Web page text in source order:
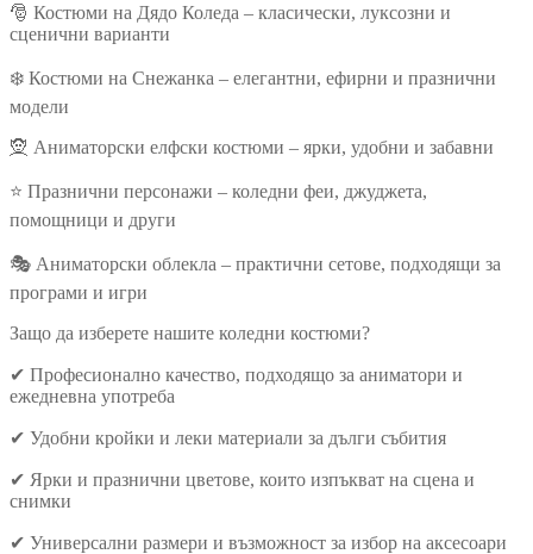
🎅 Костюми на Дядо Коледа – класически, луксозни и
сценични варианти
❄️ Костюми на Снежанка – елегантни, ефирни и празнични
модели
🧝 Аниматорски елфски костюми – ярки, удобни и забавни
⭐ Празнични персонажи – коледни феи, джуджета,
помощници и други
🎭 Аниматорски облекла – практични сетове, подходящи за
програми и игри
Защо да изберете нашите коледни костюми?
✔ Професионално качество, подходящо за аниматори и
ежедневна употреба
✔ Удобни кройки и леки материали за дълги събития
✔ Ярки и празнични цветове, които изпъкват на сцена и
снимки
✔ Универсални размери и възможност за избор на аксесоари